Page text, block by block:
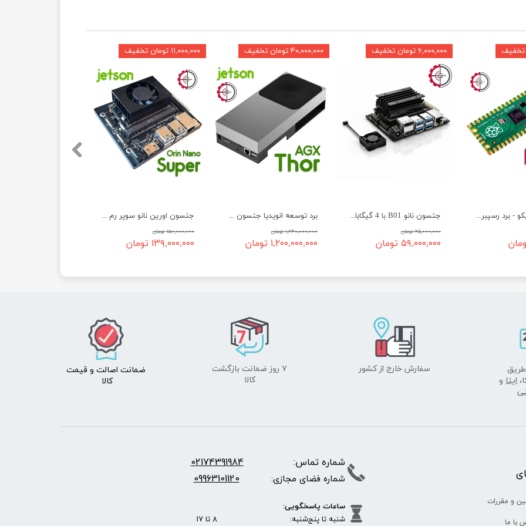
جتسون اورین نانو سوپر رم 8 گیگ نسخه Jetson Orin Nano Super T210
۱۵۰,۰۰۰,۰۰۰ تومان
۱۳۹,۰۰۰,۰۰۰ تومان
۱۱,۰۰۰,۰۰۰ تومان تخفیف
برد توسعه انویدیا جتسون NVIDIA Jetson AGX Thor 128GB
۱,۲۴۰,۰۰۰,۰۰۰ تومان
۱,۲۰۰,۰۰۰,۰۰۰ تومان
۴۰,۰۰۰,۰۰۰ تومان تخفیف
جتسون نانو B01 با 4 گیگابایت رم نسخه Jetson Nano B01 T
۶۵,۰۰۰,۰۰۰ تومان
۵۹,۰۰۰,۰۰۰ تومان
۶,۰۰۰,۰۰۰ تومان تخفیف
رزبری پای پیکو - برد رسپبری پای Pico
ایتاو
سفارش خارج از کشور
۷ روز ضمانت بازگشت
​​​​​​​کالا
ضمانت اصالت و قیمت​​​​​​​
کالا ​​​​​​​
و مقررات
با ما
شماره تماس: 02174391984
شماره فضای مجازی: 09963101120
ساعات پاسخگویی:
شنبه تا پنج‌شنبه: 8 تا 17